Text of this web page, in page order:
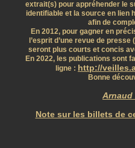
extrait(s) pour appréhender le
identifiable et la source en lien
afin de
En 2012, pour gagner en
l’esprit d’une revue de
seront plus courts et concis
En 2022, les publications sont
ligne : http://
Bonne
Arnaud
Note sur les billets de